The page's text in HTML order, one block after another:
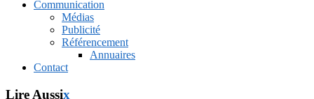
Communication
Médias
Publicité
Référencement
Annuaires
Contact
Lire Aussix